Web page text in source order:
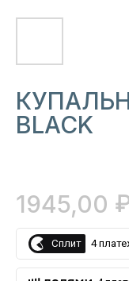
BLACK
1945,00
Сплит 4